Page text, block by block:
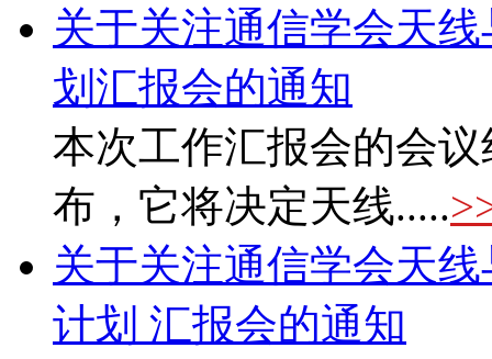
关于关注通信学会天
划汇报会的通知
本次工作汇报会的会
布，它将决定天线.....
关于关注通信学会天
计划 汇报会的通知